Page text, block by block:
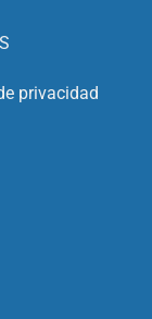
privacidad